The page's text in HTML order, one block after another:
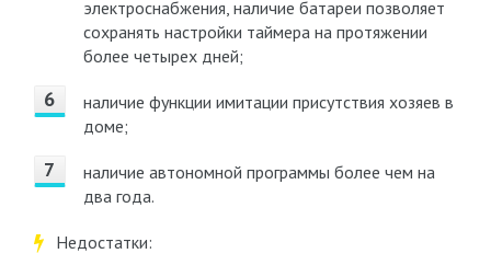
электроснабжения, наличие батареи позволяет
сохранять настройки таймера на протяжении
более четырех дней;
наличие функции имитации присутствия хозяев в
доме;
наличие автономной программы более чем на
два года.
Недостатки: